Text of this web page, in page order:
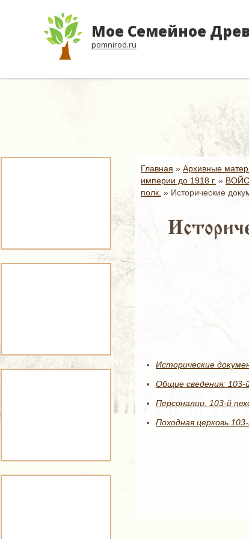
Мое Семейное
pomnirod.ru
Главная » Архивные
империи до 1918 г. »
полк. » Исторические
Исторические
Общие сведения: 103-
Персоналии. 103-й
Походная церковь